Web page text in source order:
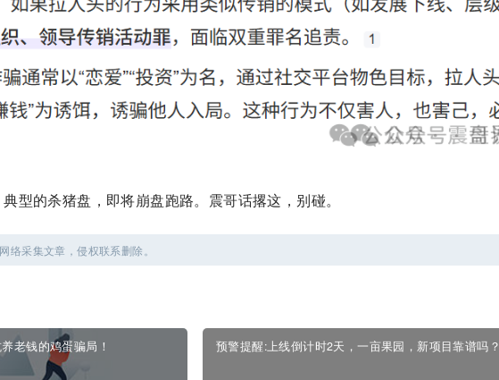
型的杀猪盘，即将崩盘跑路。震哥话撂这，别碰。
络采集文章，侵权联系删除。
老钱的鸡蛋骗局！ 预警提醒:上线倒计时2天，一亩果园，新项目靠谱吗？